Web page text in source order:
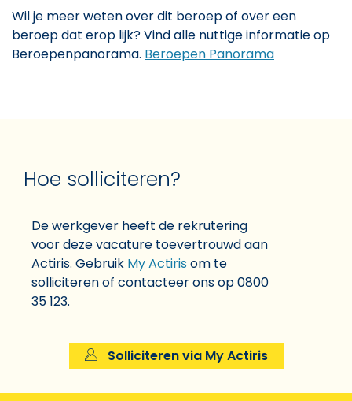
Wil je meer weten over dit beroep of over een
beroep dat erop lijk? Vind alle nuttige informatie op
Beroepenpanorama. Beroepen Panorama
Hoe solliciteren?
De werkgever heeft de rekrutering
voor deze vacature toevertrouwd aan
Actiris. Gebruik My Actirisom te
solliciteren of contacteer ons op 0800
35 123.
Solliciteren via My Actiris